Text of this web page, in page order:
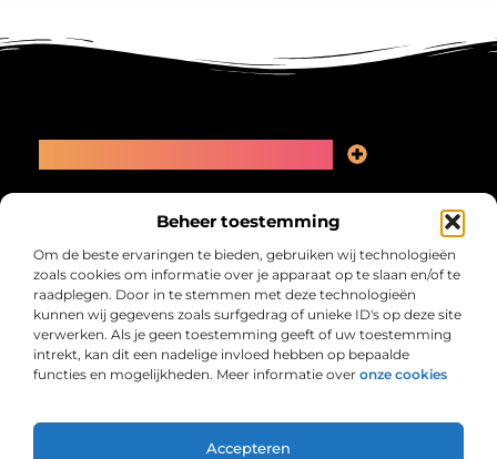
Beheer toestemming
Om de beste ervaringen te bieden, gebruiken wij technologieën
zoals cookies om informatie over je apparaat op te slaan en/of te
raadplegen. Door in te stemmen met deze technologieën
kunnen wij gegevens zoals surfgedrag of unieke ID's op deze site
verwerken. Als je geen toestemming geeft of uw toestemming
intrekt, kan dit een nadelige invloed hebben op bepaalde
functies en mogelijkheden. Meer informatie over onze cookies
Accepteren
Collectiefrima.nl – Jouw verzameling van
Ontdek blogs en artikelen over alles wat het dagelijks leven boeiend
maakt.